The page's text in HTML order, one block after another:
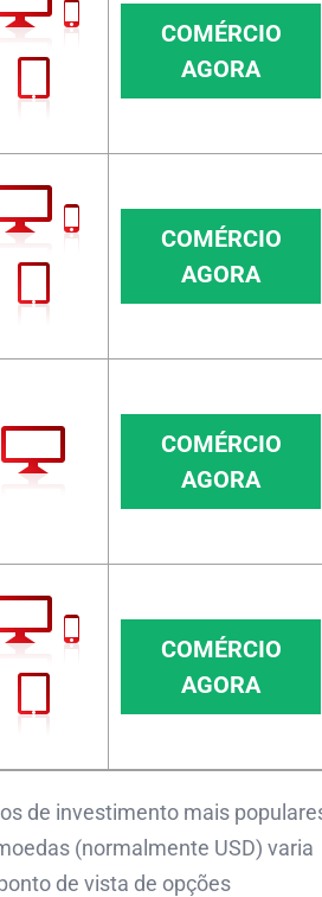
COMÉRCIO
AGORA
COMÉRCIO
AGORA
COMÉRCIO
AGORA
COMÉRCIO
AGORA
de investimento mais
(normalmente USD) varia
de vista de opções